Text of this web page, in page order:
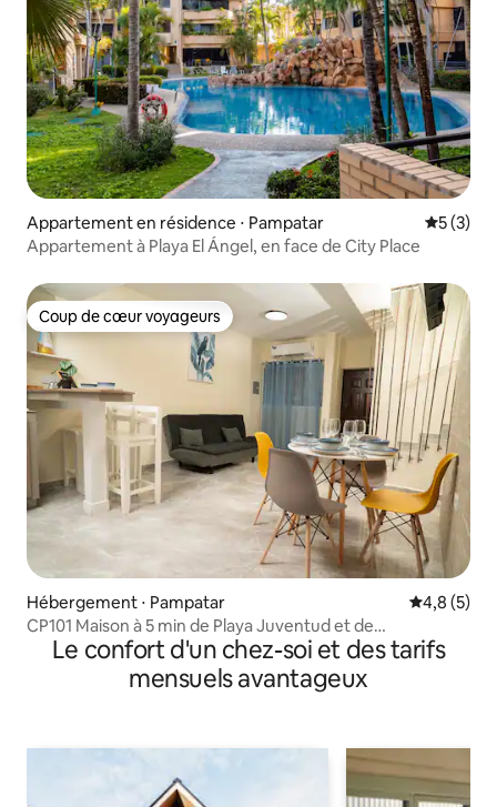
Appartement en résidence ⋅ Pampatar
5 (3)
Appartement à Playa El Ángel, en face de City Place
Coup de cœur voyageurs
Coup de cœur voyageurs
Hébergement ⋅ Pampatar Évaluation
4,8 (5)
CP101 Maison à 5 min de Playa Juventud et de
Bahia Pampatar
Le confort d'un chez-soi et des tarifs
mensuels avantageux